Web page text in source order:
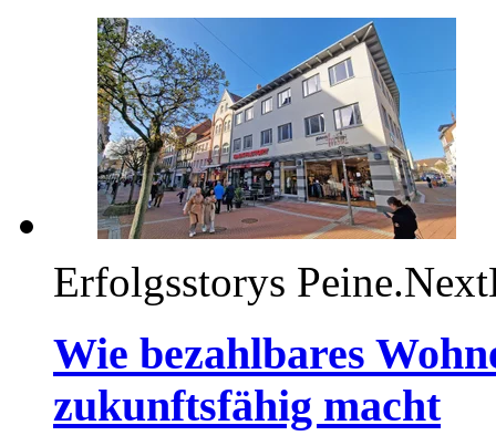
Erfolgsstorys
Wie bezahlbares
zukunftsfähig macht